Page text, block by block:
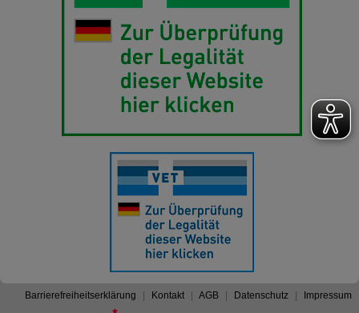
Barrierefreiheitserklärung Kontakt AGB Datenschutz Impressum